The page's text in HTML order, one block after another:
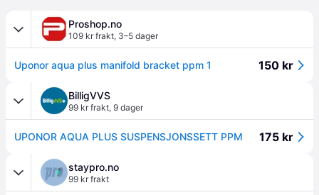
Proshop.no
109 kr frakt, 3–5 dager
Uponor aqua plus manifold bracket ppm 1 150 kr
BilligVVS
99 kr frakt, 9 dager
UPONOR AQUA PLUS SUSPENSJONSSETT PPM 175 kr
staypro.no
99 kr frakt